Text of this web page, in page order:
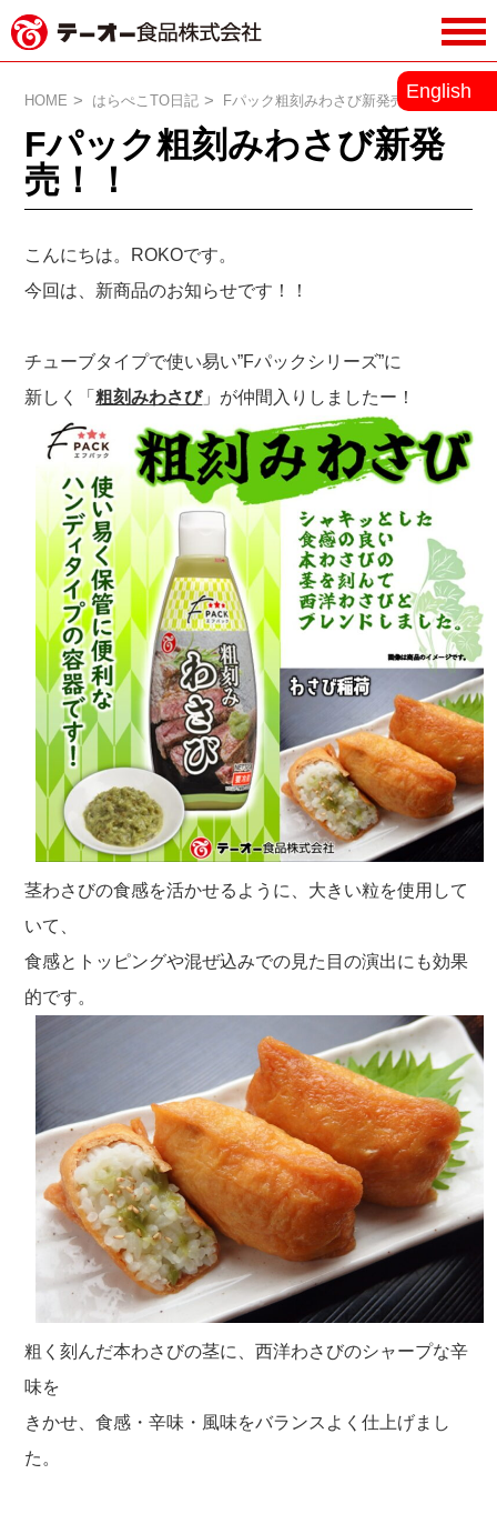
ー食品株式会社
English
HOME はらぺこTO日記 Fパック粗刻みわさび新発売！！
Fパック粗刻みわさび新発
売！！
こんにちは。ROKOです。
今回は、新商品のお知らせです！！
チューブタイプで使い易い”Fパックシリーズ”に
新しく「粗刻みわさび」が仲間入りしましたー！
茎わさびの食感を活かせるように、大きい粒を使用して
いて、
食感とトッピングや混ぜ込みでの見た目の演出にも効果
的です。
粗く刻んだ本わさびの茎に、西洋わさびのシャープな辛
味を
きかせ、食感・辛味・風味をバランスよく仕上げまし
た。